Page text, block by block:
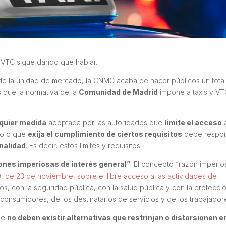
sigue dando que hablar.
la unidad de mercado, la CNMC acaba de hacer públicos un
la normativa de la Comunidad de Madrid impone a taxis y
medida adoptada por las autoridades que limite el acceso
o que exija el cumplimiento de ciertos requisitos debe
. Es decir, estos límites y requisitos:
imperiosas de interés general”. El concepto “razón
de 23 de noviembre, sobre el libre acceso a las actividades de
con la seguridad pública, con la salud pública y con la
de los destinatarios de servicios y de los
no deben existir alternativas que restrinjan o distorsionen